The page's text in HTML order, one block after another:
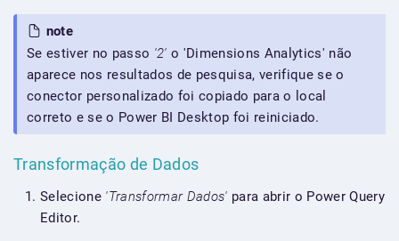
note
Se estiver no passo '2' o 'Dimensions Analytics' não
aparece nos resultados de pesquisa, verifique se o
conector personalizado foi copiado para o local
correto e se o Power BI Desktop foi reiniciado.
Transformação de Dados
Selecione 'Transformar Dados' para abrir o Power Query
Editor.